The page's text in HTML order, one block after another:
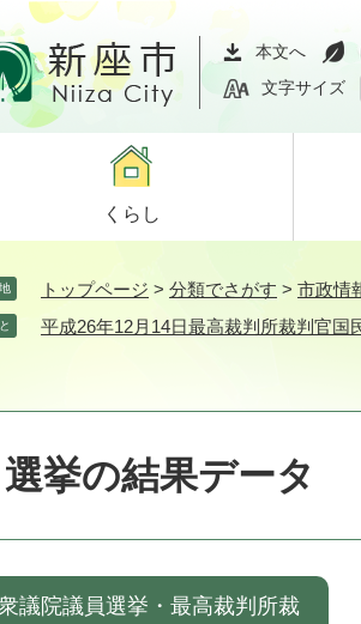
本文へ
文字サイズ
くらし
トップページ > 分類でさがす > 市政情
平成26年12月14日最高裁判所裁判官国
選挙の結果データ
議院議員選挙・最高裁判所裁